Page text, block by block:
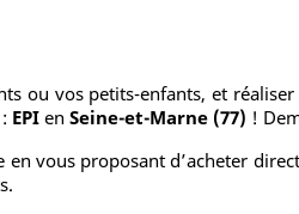
ou vos petits-enfants, et
EPI en Seine-et-Marne (77) !
en vous proposant d’acheter